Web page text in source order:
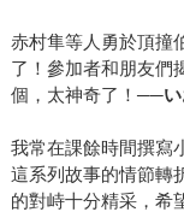
赤村隼等人勇於頂撞
了！參加者和朋友們
個，太神奇了！──
我常在課餘時間撰寫
這系列故事的情節轉
的對峙十分精采，希